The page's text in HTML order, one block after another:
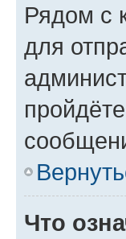
Рядом с
для
Что